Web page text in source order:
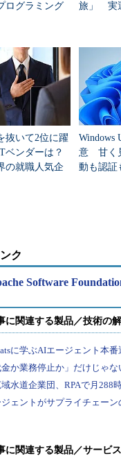
ログラミング
旅」 実
抜いて2位に躍
ベンダーは？
就職人気企
Windows
意 甘く
動も認証
ク
Software
に関連する製品／サービ